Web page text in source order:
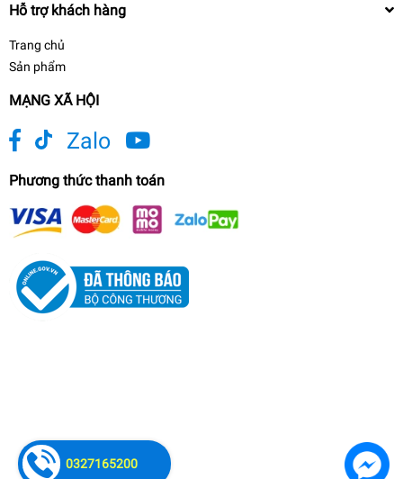
Hỗ trợ khách hàng
Trang chủ
Sản phẩm
MẠNG XÃ HỘI
Zalo
Phương thức thanh toán
0327165200